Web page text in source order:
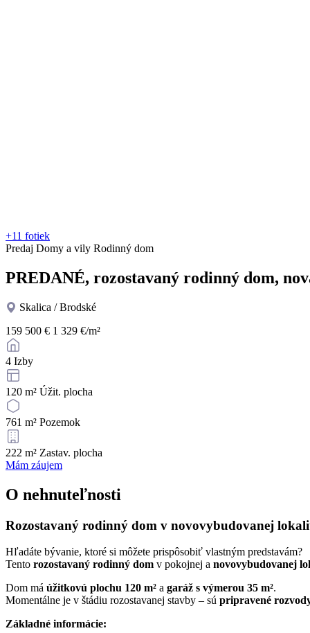
+11 fotiek
Predaj Domy a vily Rodinný dom
PREDANÉ, rozostavaný rodinný dom,
Skalica / Brodské
159 500 € 1 329 €/m²
4 Izby
120 m² Úžit. plocha
761 m² Pozemok
222 m² Zastav. plocha
Mám záujem
O nehnuteľnosti
Rozostavaný rodinný dom v novovybudovanej
Hľadáte bývanie, ktoré si môžete prispôsobiť vlastným predstavám?
Tento rozostavaný rodinný dom v pokojnej a novovybudovanej
Dom má úžitkovú plochu 120 m² a garáž s výmerou 35 m².
Momentálne je v štádiu rozostavanej stavby – sú pripravené
Základné informácie: